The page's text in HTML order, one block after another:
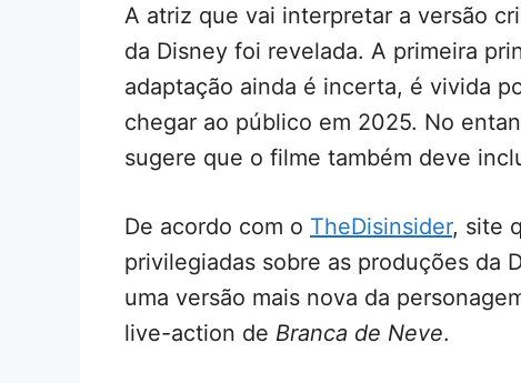
A atriz que vai interpretar a versão
da Disney foi revelada. A primeira
adaptação ainda é incerta, é vivida
chegar ao público em 2025. No
sugere que o filme também deve
De acordo com o TheDisinsider, site
privilegiadas sobre as produções da
uma versão mais nova da
live-action de Branca de Neve.